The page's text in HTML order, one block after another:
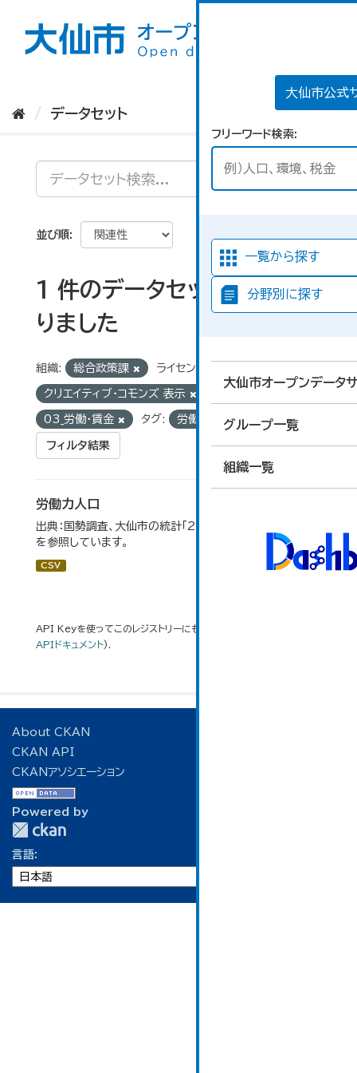
大仙市公式
フリーワード検索
一覧から探す
分野別に探す
大仙市オープンデータ
グループ一覧
組織一覧
データセット
並び順
1 件のデータセットが見つか
りました
組織: 総合政策課 ライセンス:
クリエイティブ・コモンズ 表示
03_労働・賃金 タグ: 労働力状態
フィルタ結果
労働力人口
出典：国勢調査、大仙市の統計「2-6 労働力人口」のデータ
を参照しています。
CSV
API Keyを使ってこのレジストリーにもアクセス可能です
APIドキュメント).
About CKAN
CKAN API
CKANアソシエーション
Powered by
言語